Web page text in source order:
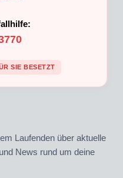
SIE BESETZT
Laufenden über aktuelle
News rund um deine